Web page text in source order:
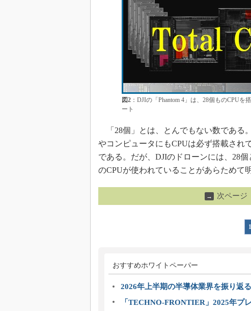
図2 ：DJIの「Phantom 4」は、28個ものCPU
ート
「28個」とは、とんでもない数である
やコンピュータにもCPUは必ず搭載され
である。だが、DJIのドローンには、28
のCPUが使われていることがあらためて
→ 次ページ
1
おすすめホワイトペーパー
2026年上半期の半導体業界を振り返
「TECHNO-FRONTIER」2025年プ